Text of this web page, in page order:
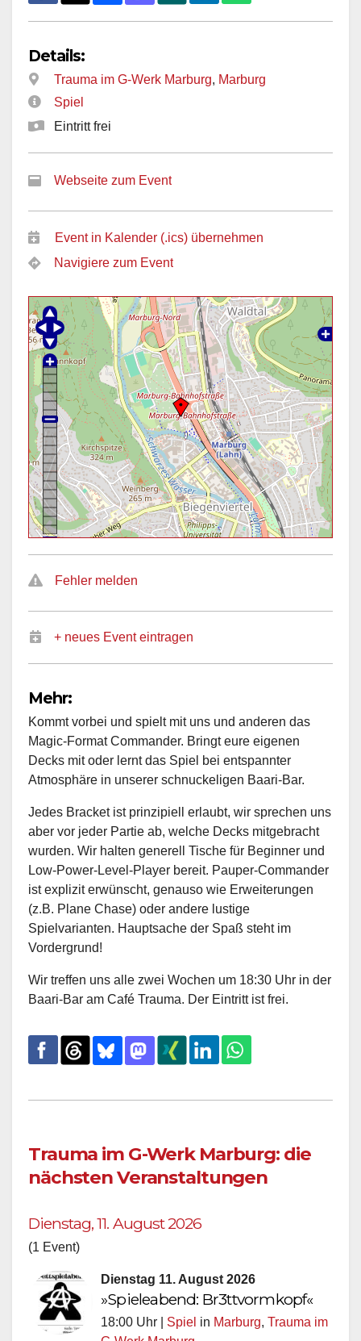
Details:
Trauma im G-Werk Marburg, Marburg
Spiel
Eintritt frei
Webseite zum Event
Event in Kalender (.ics) übernehmen
Navigiere zum Event
Fehler melden
+ neues Event eintragen
Mehr:
Kommt vorbei und spielt mit uns und anderen das
Magic-Format Commander. Bringt eure eigenen
Decks mit oder lernt das Spiel bei entspannter
Atmosphäre in unserer schnuckeligen Baari-Bar.
Jedes Bracket ist prinzipiell erlaubt, wir sprechen uns
aber vor jeder Partie ab, welche Decks mitgebracht
wurden. Wir halten generell Tische für Beginner und
Low-Power-Level-Player bereit. Pauper-Commander
ist explizit erwünscht, genauso wie Erweiterungen
(z.B. Plane Chase) oder andere lustige
Spielvarianten. Hauptsache der Spaß steht im
Vordergrund!
Wir treffen uns alle zwei Wochen um 18:30 Uhr in der
Baari-Bar am Café Trauma. Der Eintritt ist frei.
Trauma im G-Werk Marburg: die
nächsten Veranstaltungen
Dienstag, 11. August 2026
(1 Event)
Dienstag 11. August 2026
»Spieleabend: Br3ttvormkopf«
18:00 Uhr | Spiel in Marburg, Trauma im